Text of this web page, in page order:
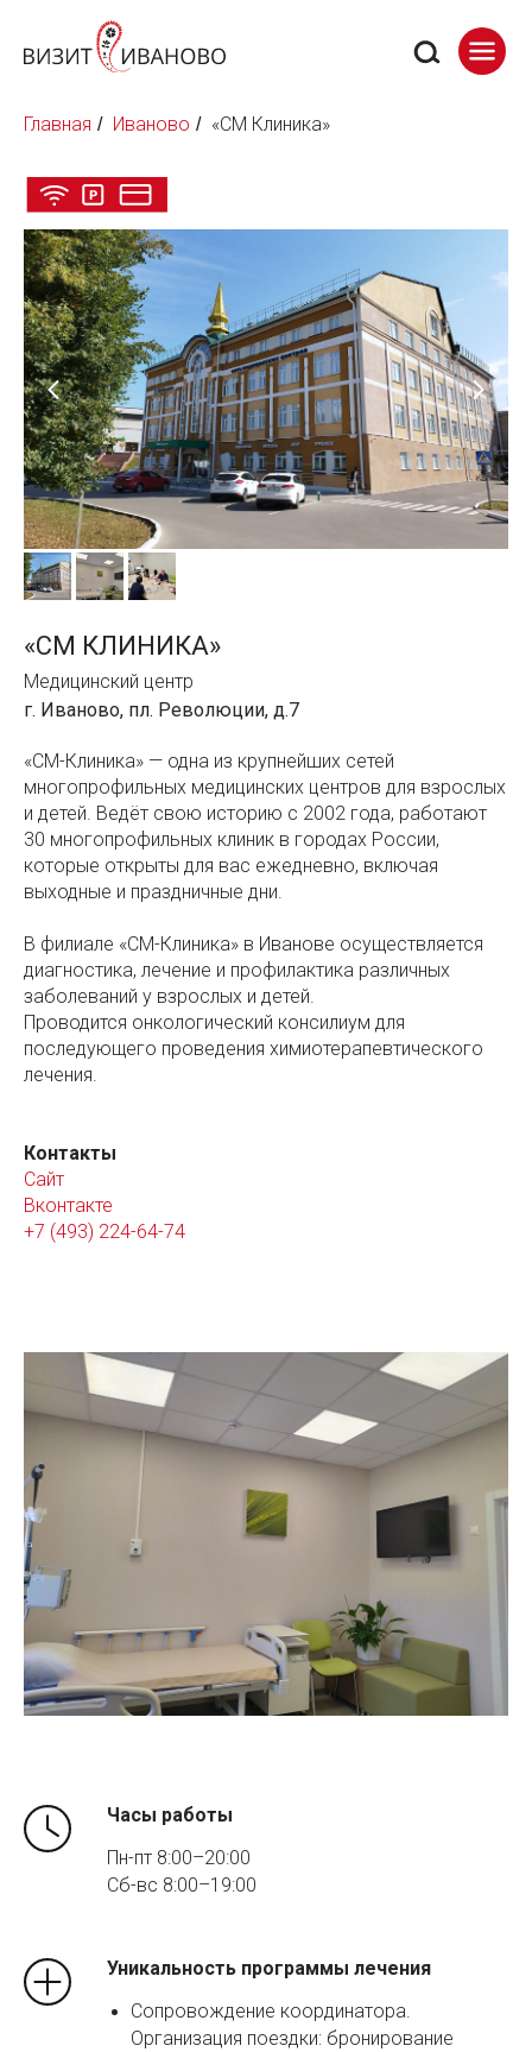
Главная / Иваново / «СМ Клиника»
«СМ КЛИНИКА»
Медицинский центр
г. Иваново, пл. Революции, д.7
«СМ-Клиника» — одна из крупнейших сетей
многопрофильных медицинских центров для взрослых
и детей. Ведёт свою историю с 2002 года, работают
30 многопрофильных клиник в городах России,
которые открыты для вас ежедневно, включая
выходные и праздничные дни.
В филиале «СМ-Клиника» в Иванове осуществляется
диагностика, лечение и профилактика различных
заболеваний у взрослых и детей.
Проводится онкологический консилиум для
последующего проведения химиотерапевтического
лечения.
Контакты
Сайт
Вконтакте
+7 (493) 224-64-74
Часы работы
Пн-пт 8:00–20:00
Сб-вс 8:00–19:00
Уникальность программы лечения
Сопровождение координатора.
Организация поездки: бронирование